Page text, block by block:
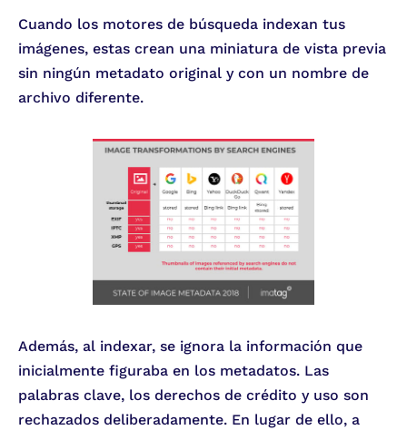
Cuando los motores de búsqueda indexan tus
imágenes, estas crean una miniatura de vista previa
sin ningún metadato original y con un nombre de
archivo diferente.
Además, al indexar, se ignora la información que
inicialmente figuraba en los metadatos. Las
palabras clave, los derechos de crédito y uso son
rechazados deliberadamente. En lugar de ello, a